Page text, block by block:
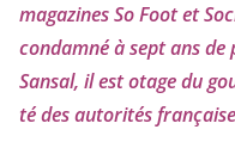
maga­zines So Foot et
condam­né à sept ans de
Sansal, il est otage du
té des auto­ri­tés